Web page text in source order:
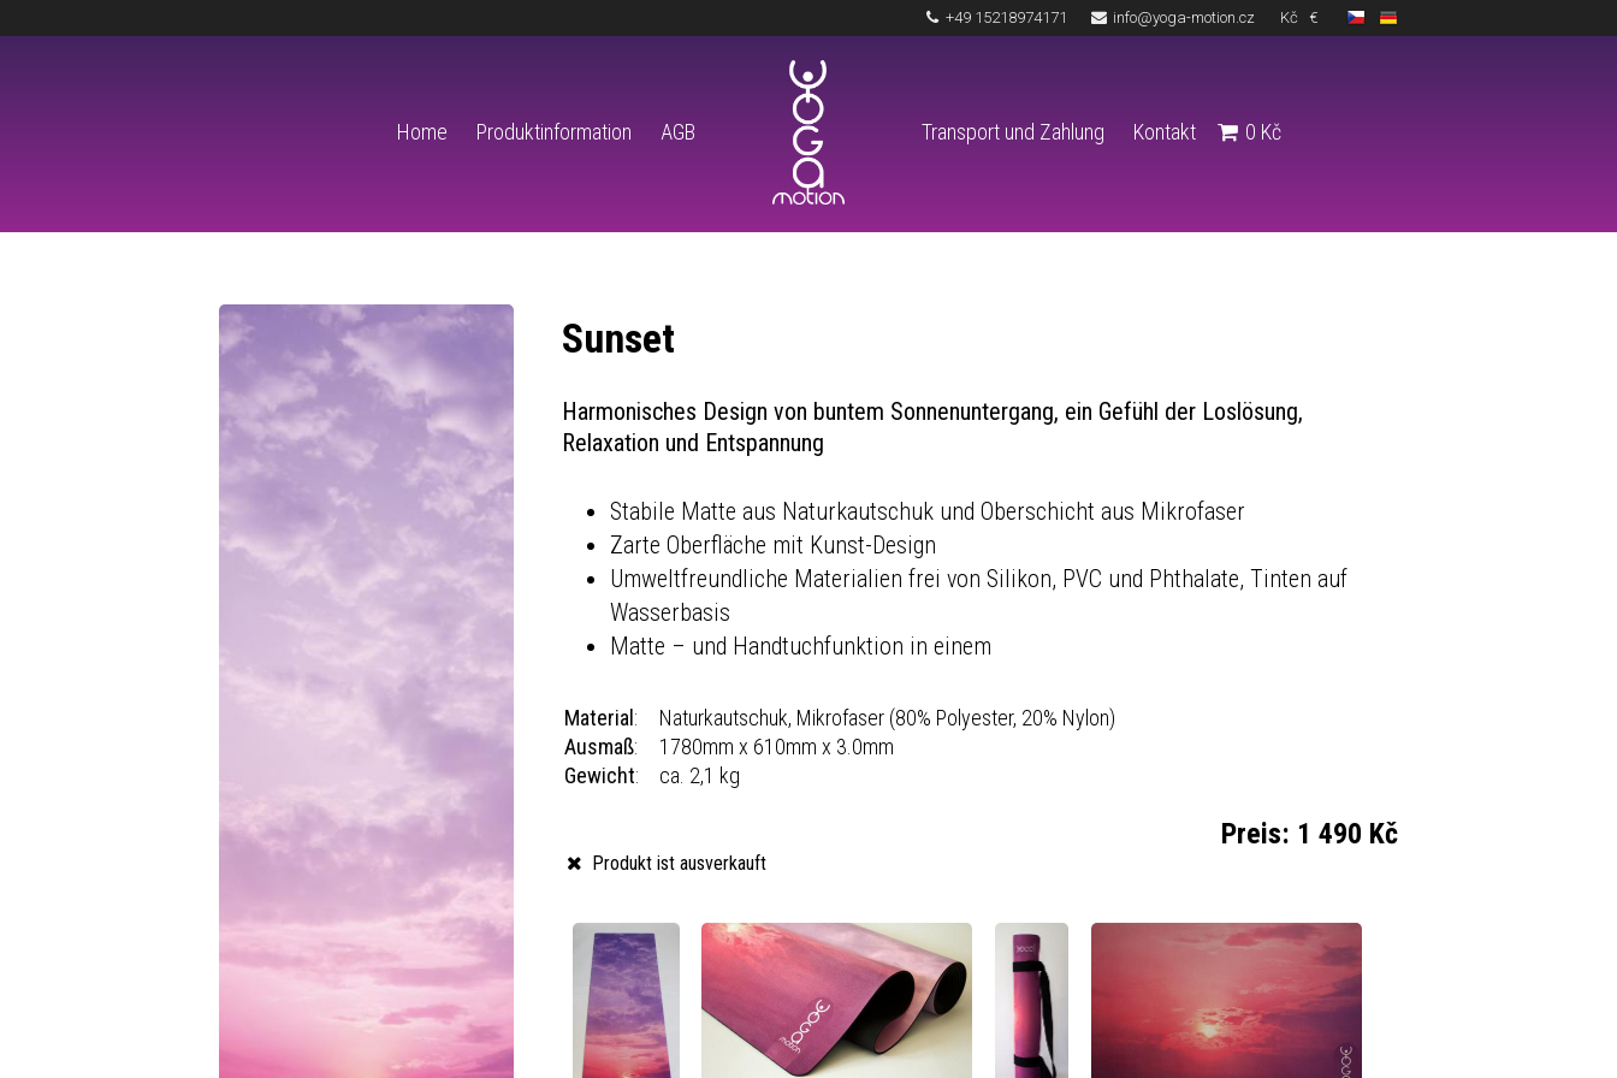
+49 15218974171 info@yoga-motion.cz Kč €
Home Produktinformation AGB Transport und Zahlung Kontakt 0 Kč
Sunset
Harmonisches Design von buntem Sonnenuntergang, ein Gefühl der Loslösung,
Relaxation und Entspannung
Stabile Matte aus Naturkautschuk und Oberschicht aus Mikrofaser
Zarte Oberfläche mit Kunst-Design
Umweltfreundliche Materialien frei von Silikon, PVC und Phthalate, Tinten auf
Wasserbasis
Matte – und Handtuchfunktion in einem
Material :
Naturkautschuk, Mikrofaser (80% Polyester, 20% Nylon)
Ausmaß:
1780mm x 610mm x 3.0mm
Gewicht: ca. 2,1 kg
Preis: 1 490 Kč
Produkt ist ausverkauft